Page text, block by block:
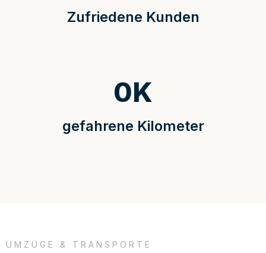
Zufriedene Kunden
gefahrene Kilometer
0K
UMZÜGE & TRANSPORTE